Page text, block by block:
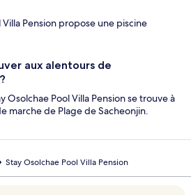
Villa Pension propose une piscine
aux alentours de
Osolchae Pool Villa Pension se trouve à
marche de Plage de Sacheonjin.
Stay Osolchae Pool Villa Pension